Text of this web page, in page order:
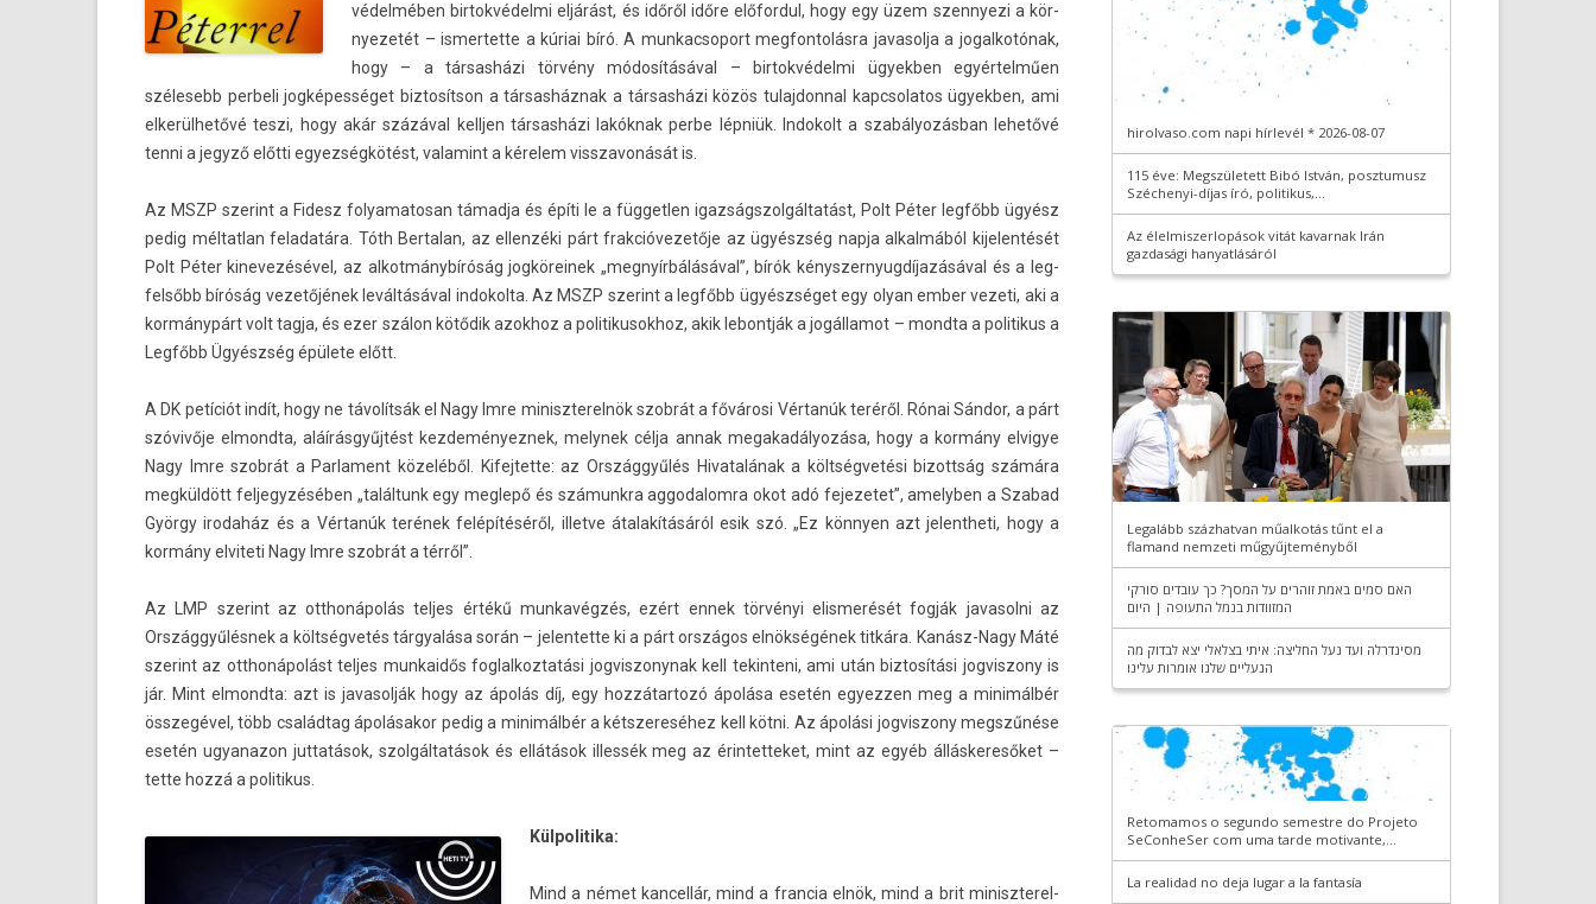
védelmében bi­rtok­védel­mi eljárást, és időről időre előfor­dul, hogy egy üzem szen­nyezi a kör­
nyezetét – is­mertet­te a kúriai bíró. A mun­kacsoport meg­fontolás­ra javasol­ja a jogal­kotónak,
hogy – a társasházi törvény módosításával – bi­rtok­védel­mi ügyekb­en egyértelműen
szélesebb per­beli jogképességet bi­ztosít­son a társasháznak a társasházi közös tulaj­donn­al kapcsolatos ügyekb­en, ami
elkerülhetővé teszi, hogy akár százával kellj­en társasházi lakóknak perbe lépniük. In­dokolt a szabályozásban lehetővé
tenni a jegyző előtti egyez­ségkötést, valamint a kérelem visszavonását is.
Az MSZP szerint a Fidesz folyamatosan támadja és építi le a füg­getl­en igaz­ságszol­gáltatást, Polt Péter legfőbb ügyész
pedig mél­tatlan feladatára. Tóth Be­rtalan, az el­lenzéki párt frak­cióvezetője az ügyészség napja al­kal­mából kijelen­tését
Polt Péter kinevezésével, az al­kot­mánybíróság jog­köreinek „megnyírbálásával”, bírók kénys­zernyug­díjazásáv­al és a leg­
felsőbb bíróság vezetőjének leváltásával in­dokol­ta. Az MSZP szerint a legfőbb ügyészséget egy olyan ember vezeti, aki a
kormánypárt volt tagja, és ezer szálon kötődik azok­hoz a politikusok­hoz, akik lebontják a jogál­lamot – mondta a politikus a
Legfőbb Ügyészség épülete előtt.
A DK petíciót indít, hogy ne távolítsák el Nagy Imre miniszterel­nök szobrát a fővárosi Vértanúk teréről. Rónai Sándor, a párt
szóvivője el­mondta, aláírásgyűjtést kez­deményez­nek, melynek célja annak megakadályozása, hogy a kormány el­vigye
Nagy Imre szobrát a Par­la­ment közeléből. Kifej­tette: az Országgyűlés Hivatalának a költségvetési bi­zottság számára
megküldött fel­jegyzéséb­en „találtunk egy meg­lepő és számunkra ag­godalom­ra okot adó fejezetet”, amelyb­en a Szabad
György ir­odaház és a Vértanúk terének felépítéséről, il­let­ve átalakításáról esik szó. „Ez könnyen azt jelentheti, hogy a
kormány el­viteti Nagy Imre szobrát a térről”.
Az LMP szerint az otthonápolás tel­jes értékű mun­kavég­zés, ezért ennek törvényi elis­merését fogják javasol­ni az
Országgyűlésnek a költségvetés tárgyalása során – jelen­tette ki a párt országos elnökségének titkára. Kanász-Nagy Máté
szerint az otthonápolást tel­jes mun­kaidős fog­lalkoz­tatási jog­viszonynak kell tekin­teni, ami után bi­ztosítási jog­viszony is
jár. Mint el­mondta: azt is javasol­ják hogy az ápolás díj, egy hoz­zátar­tozó ápolása esetén egyezz­en meg a minimálbér
összegével, több családtag ápolásakor pedig a minimálbér a kétszereséhez kell kötni. Az ápolási jog­viszony megszűnése
esetén ugyanazon jut­tatások, szolgáltatások és ellátások il­les­sék meg az érin­tetteket, mint az egyéb állás­keresőket –
tette hozzá a politikus.
Kül­politika:
Mind a német kan­cellár, mind a fran­cia elnök, mind a brit miniszterel­